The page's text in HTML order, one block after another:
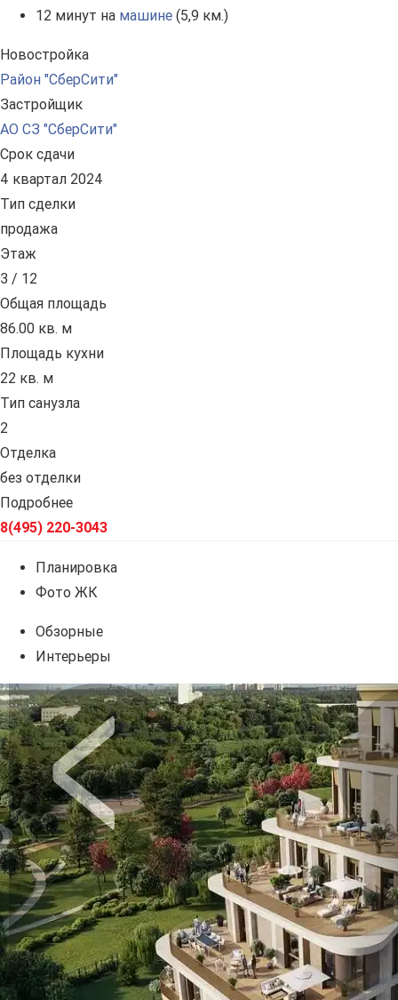
12 минут на машине (5,9 км.)
Новостройка
Район "СберСити"
Застройщик
АО СЗ "СберСити"
Срок сдачи
4 квартал 2024
Тип сделки
продажа
Этаж
3 / 12
Общая площадь
86.00 кв. м
Площадь кухни
22 кв. м
Тип санузла
2
Отделка
без отделки
Подробнее
8(495) 220-3043
Планировка
Фото ЖК
Обзорные
Интерьеры
Предыдущее